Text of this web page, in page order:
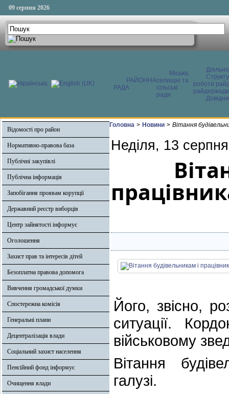
09 серпня 2026
РАЙОННА
РАДА
Міська,
селищні та
сільські
ради
роботи
Відомості про район
Нормативно-правова база
Публічні закупівлі
Публічна інформація
Запобігання проявам корупції
Державний реєстр виборців
Центр зайнятості інформує
Оголошення
Захист прав та інтересів дітей
Безоплатна правова допомога
Вивчення громадської думки
Спостережна комісія
Генеральні плани
Децентралізація влади
Соціальний захист населення
Пенсійний фонд інформує
Очищення влади
Головна > Новини > Вітання
Неділя, 13
Його, звісно,
ситуації.
військовому
Вітання
галузі.